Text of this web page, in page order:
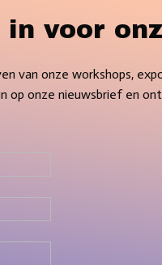
voor
van onze workshops,
op onze nieuwsbrief en